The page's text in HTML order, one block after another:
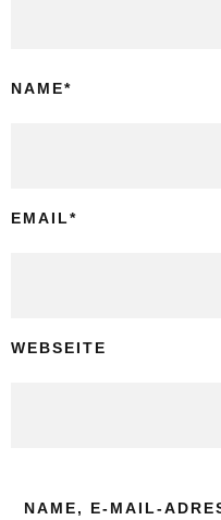
NAME*
EMAIL*
WEBSEITE
NAME, E-MAIL-